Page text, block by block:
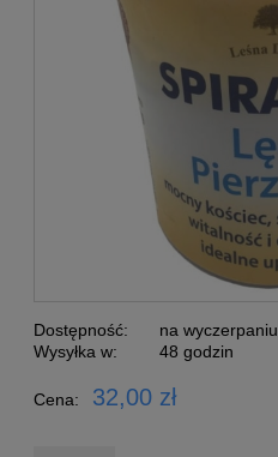
Dostępność:
na wyczerpaniu
Wysyłka w:
48 godzin
Cena: 32,00 zł